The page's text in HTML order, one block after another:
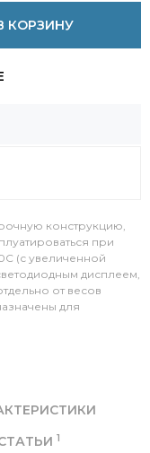
КОРЗИНУ
конструкцию,
при
(с увеличенной
дисплеем,
от весов
для
1